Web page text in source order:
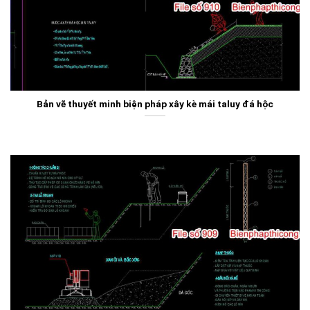
Bản vẽ thuyết minh biện pháp xây kè mái taluy đá hộc